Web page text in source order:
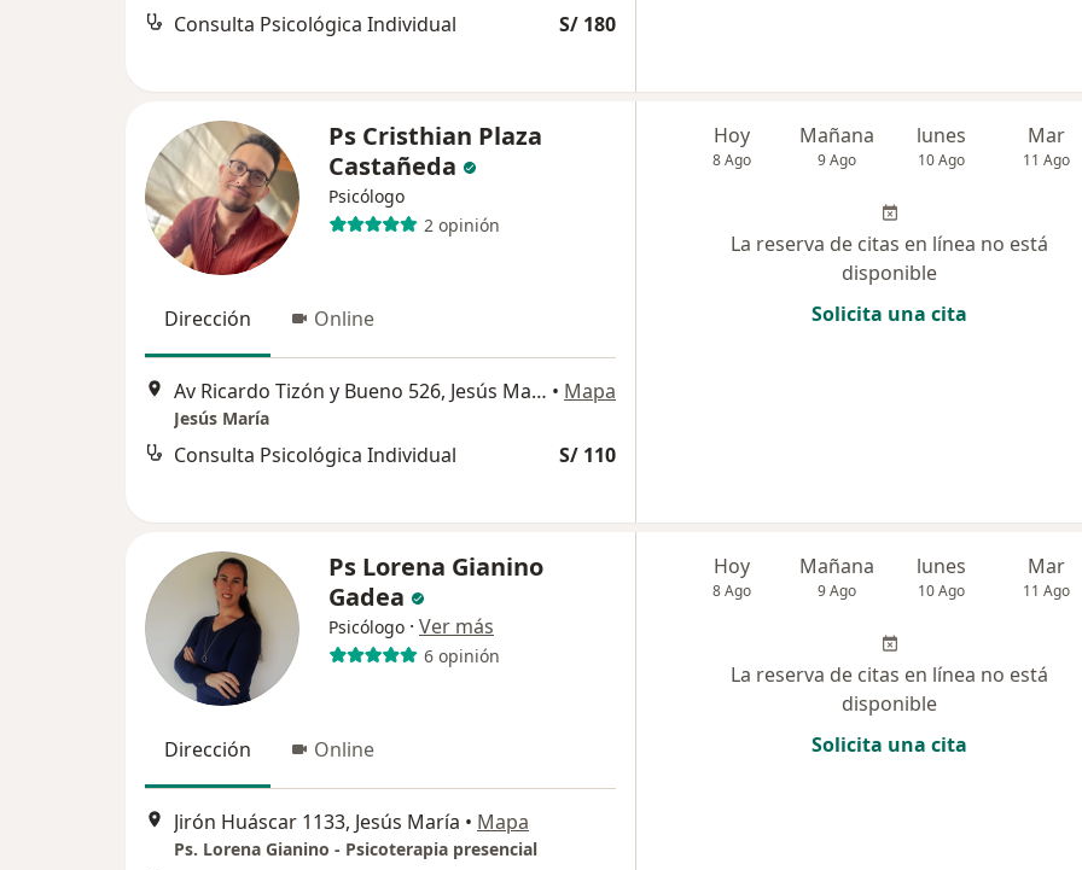
Consulta Psicológica Individual S/ 180
Ps Cristhian Plaza
Castañeda
Psicólogo
2 opinión
Dirección Online
Av Ricardo Tizón y Bueno 526, Jesús María • Mapa
Jesús María
Consulta Psicológica Individual S/ 110
Hoy
8 Ago
Mañana
9 Ago
lunes
10 Ago
Mar
11 Ago
La reserva de citas en línea no está
disponible
Solicita una cita
Ps Lorena Gianino
Gadea
Psicólogo · Ver más
6 opinión
Dirección Online
Jirón Huáscar 1133, Jesús María • Mapa
Ps. Lorena Gianino - Psicoterapia presencial
Hoy
8 Ago
Mañana
9 Ago
lunes
10 Ago
Mar
11 Ago
La reserva de citas en línea no está
disponible
Solicita una cita